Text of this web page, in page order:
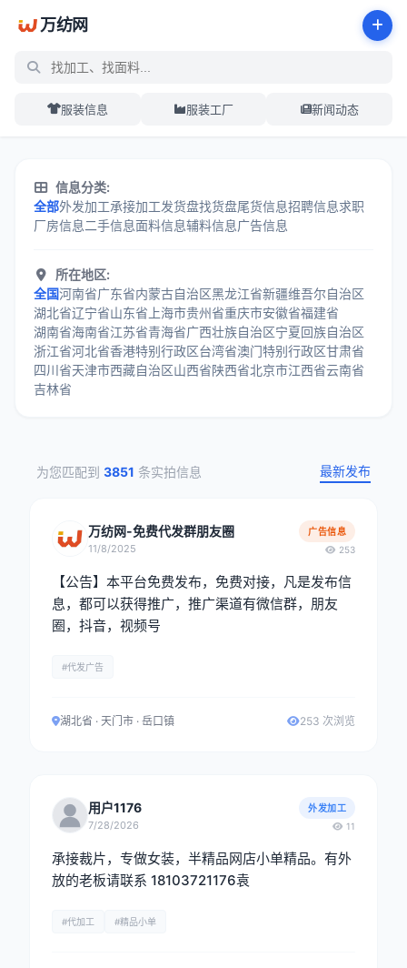
万纺网
服装信息 服装工厂 新闻动态
信息分类:
全部外发加工承接加工发货盘找货盘尾货信息招聘信息求职
厂房信息 二手信息面料信息辅料信息广告信息
所在地区:
全国河南省广东省内蒙古自治区黑龙江省新疆维吾尔自治区
湖北省辽宁省山东省 上海市贵州省重庆市安徽省福建省
湖南省海南省江苏省青海省广西壮族自治区宁夏回族自治区
浙江省河北省香港特别行政区台湾省澳门特别行政区甘肃省
四川省天津市西藏自治区山西省陕西省北京市江西省云南省
吉林省
为您匹配到 3851 条实拍信息 最新发布
万纺网-免费代发群朋友圈
11/8/2025
广告信息
253
【公告】本平台免费发布，免费对接，凡是发布信
息，都可以获得推广，推广渠道有微信群，朋友
圈，抖音，视频号
#代发广告
湖北省 · 天门市 · 岳口镇 253 次浏览
用户1176
7/28/2026
外发加工
11
承接裁片，专做女装，半精品网店小单精品。有外
放的老板请联系 18103721176袁
#代加工 #精品小单